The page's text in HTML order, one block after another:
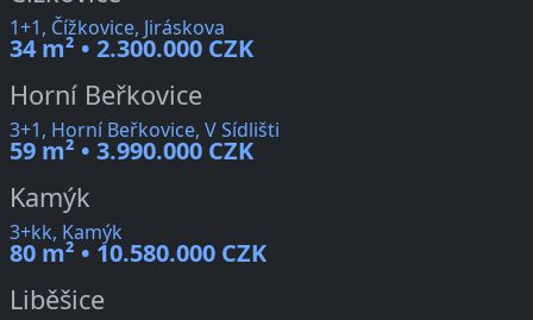
1+1, Čížkovice, Jiráskova
34 m² • 2.300.000 CZK
Horní Beřkovice
3+1, Horní Beřkovice, V Sídlišti
59 m² • 3.990.000 CZK
Kamýk
3+kk, Kamýk
80 m² • 10.580.000 CZK
Liběšice